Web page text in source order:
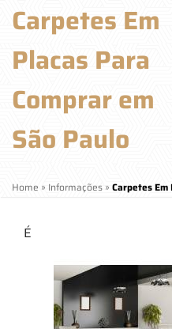
Carpetes Em
Placas Para
Comprar em
São Paulo
Home » Informações » Carpetes Em
É